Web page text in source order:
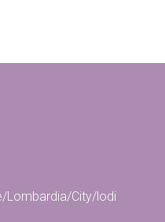
Lombardia/City/lodi